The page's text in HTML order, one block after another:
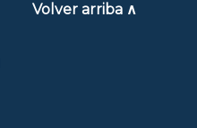
Volver arriba ∧